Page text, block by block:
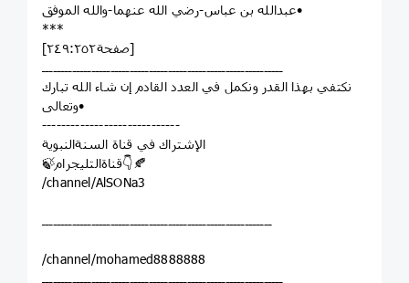
عبدالله بن عباس-رضي الله عنهما-والله الموفق•
***
[صفحة٢٤٩:٢٥٢]
نكتفي بهذا القدر ونكمل في العدد القادم إن شاء الله تبارك
وتعالى•
‌‏-----------------------------
الإشتراك في قناة السنةالنبوية
🍃قناةالتليجرام👇🍂
/channel/AlSONa3
/channel/mohamed8888888